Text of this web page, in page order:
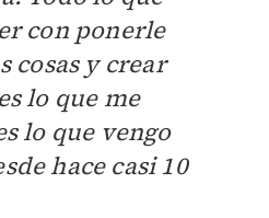
con ponerle
cosas y crear
lo que me
lo que vengo
hace casi 10